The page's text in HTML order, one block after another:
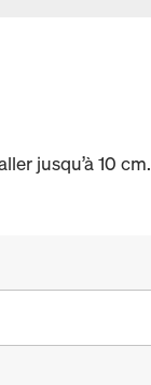
jusqu’à 10 cm.